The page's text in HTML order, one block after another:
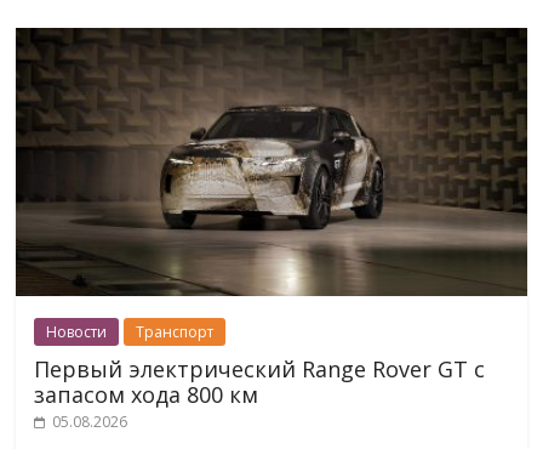
Новости Транспорт
Первый электрический Range Rover GT с
запасом хода 800 км
05.08.2026